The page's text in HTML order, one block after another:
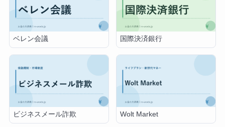
ベレン会議 国際決済銀行
ビジネスメール詐欺 Wolt Market